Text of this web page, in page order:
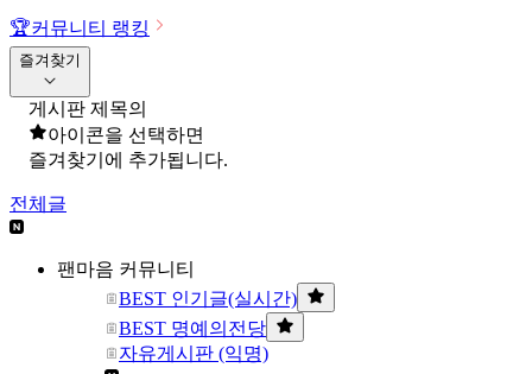
🏆커뮤니티 랭킹
즐겨찾기
게시판 제목의
아이콘을 선택하면
즐겨찾기에 추가됩니다.
전체글
팬마음 커뮤니티
BEST 인기글(실시간)
BEST 명예의전당
자유게시판 (익명)